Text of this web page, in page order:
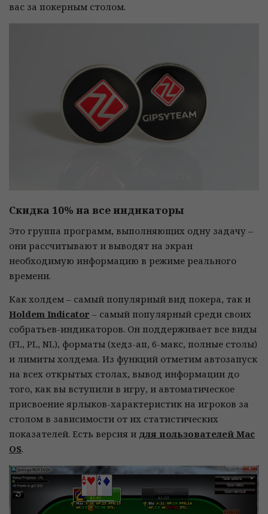
вас за покерным столом.
Скидка 10% на все индикаторы
Это группа программ, выполняющих одну задачу –
они рассчитывают и выводят на экран
необходимую информацию в режиме реального
времени.
Как холдем – самый популярный вид покера, так и
Holdem Indicator – самый популярный среди своих
собратьев-индикаторов. Он поддерживает все виды
(FL, PL, NL), форматы (хедз-ап, 6-макс, полные столы)
и лимиты холдема. Из функций отметим автозапуск
на всех открытых столах, вывод информации до
того, как вы вступили в игру, и автоматическое
присвоение ярлыков-характеристик на игроков за
столом в зависимости от их статистических
показателей. Есть версия и для пользователей Mac
OS.